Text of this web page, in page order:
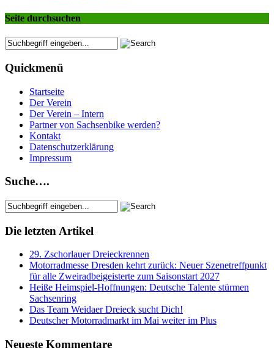
Seite durchsuchen
Quickmenü
Startseite
Der Verein
Der Verein – Intern
Partner von Sachsenbike werden?
Kontakt
Datenschutzerklärung
Impressum
Suche….
Die letzten Artikel
29. Zschorlauer Dreieckrennen
Motorradmesse Dresden kehrt zurück: Neuer Szenetreffpunkt
für alle Zweiradbeigeisterte zum Saisonstart 2027
Heiße Heimspiel-Hoffnungen: Deutsche Talente stürmen
Sachsenring
Das Team Weidaer Dreieck sucht Dich!
Deutscher Motorradmarkt im Mai weiter im Plus
Neueste Kommentare